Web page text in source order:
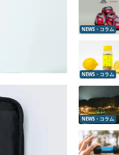
NEWS・コラム
NEWS・コラム
NEWS・コラム